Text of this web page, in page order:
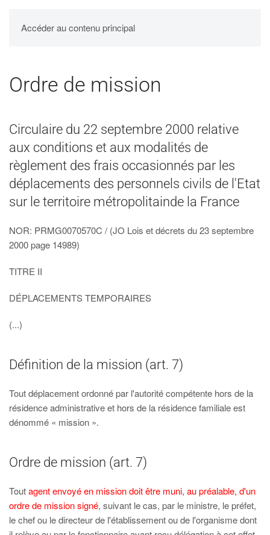
Accéder au contenu principal
UPBM
Ordre de mission
Circulaire du 22 septembre 2000 relative
aux conditions et aux modalités de
règlement des frais occasionnés par les
déplacements des personnels civils de l'Etat
sur le territoire métropolitainde la France
NOR: PRMG0070570C / (JO Lois et décrets du 23 septembre
2000 page 14989)
TITRE II
DÉPLACEMENTS TEMPORAIRES
(...)
Définition de la mission (art. 7)
Tout déplacement ordonné par l'autorité compétente hors de la
résidence administrative et hors de la résidence familiale est
dénommé « mission ».
Ordre de mission (art. 7)
Toutagent envoyé en mission doit être muni, au préalable, d'un
ordre de mission signé, suivant le cas, par le ministre, le préfet,
le chef ou le directeur de l'établissement ou de l'organisme dont